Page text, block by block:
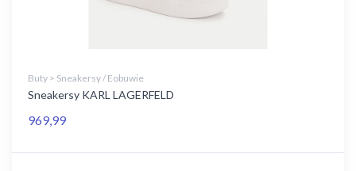
Buty > Sneakersy / Eobuwie
Sneakersy KARL LAGERFELD
969,99